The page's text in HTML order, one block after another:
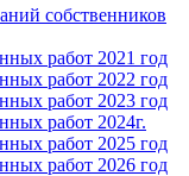
собственников
работ 2021 год
работ 2022 год
работ 2023 год
работ 2024г.
работ 2025 год
работ 2026 год